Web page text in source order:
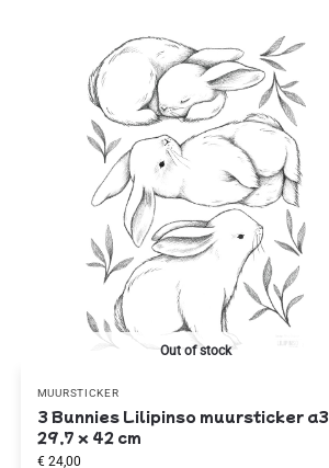
Out of stock
MUURSTICKER
3 Bunnies Lilipinso muursticker a3
29,7 x 42 cm
€24,00